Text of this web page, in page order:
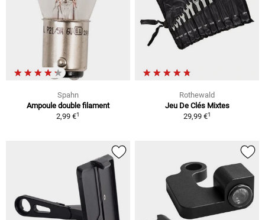
Spahn
Ampoule double filament
2,99 €1
Rothewald
Jeu De Clés Mixtes
29,99 €1